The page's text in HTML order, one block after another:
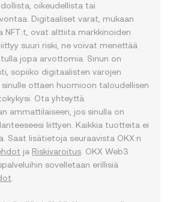
oikeudellista tai
Digitaaliset varat, mukaan
NFT:t, ovat alttiita markkinoiden
suuri riski, ne voivat menettää
jopa arvottomia. Sinun on
sopiiko digitaalisten varojen
ottaen huomioon taloudellisen
Ota yhteyttä
ammattilaiseen, jos sinulla on
liittyen. Kaikkia tuotteita ei
Saat lisätietoja seuraavista OKX:n
ja Riskivaroitus . OKX Web3
sovelletaan erillisiä